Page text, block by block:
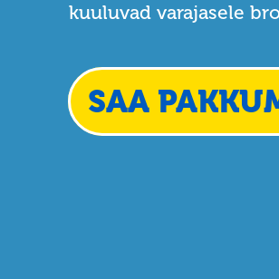
kuuluvad varajasele
SAA